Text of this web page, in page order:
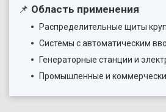
📌 Область применения
Распределительные щиты
Системы с автоматическим
Генераторные станции и
Промышленные и